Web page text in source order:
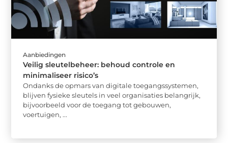
Aanbiedingen
Veilig sleutelbeheer: behoud controle en
minimaliseer risico’s
Ondanks de opmars van digitale toegangssystemen,
blijven fysieke sleutels in veel organisaties belangrijk,
bijvoorbeeld voor de toegang tot gebouwen,
voertuigen, ...